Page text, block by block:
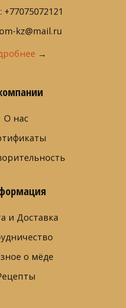
+77075072121
kz@mail.ru
→
О нас
и Доставка
о мёде